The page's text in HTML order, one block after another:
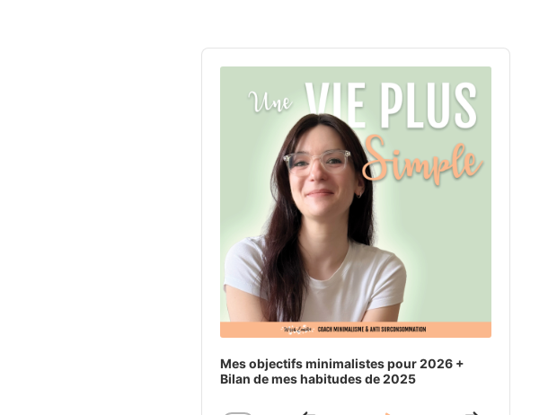
Audio
Mes objectifs minimalistes pour 2026 +
Bilan de mes habitudes de 2025